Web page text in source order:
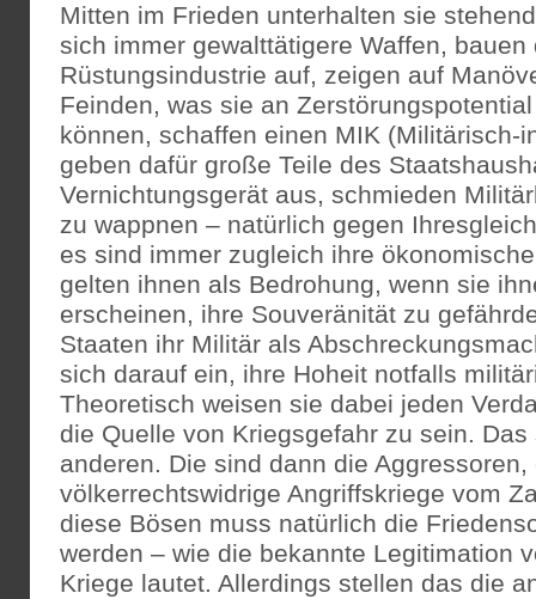
Mitten im Frieden unterhalten sie
sich immer gewalttätigere Waffen, bauen
Rüstungsindustrie auf, zeigen auf
Feinden, was sie an
können, schaffen einen MIK (Militärisch-
geben dafür große Teile des
Vernichtungsgerät aus, schmieden
zu wappnen – natürlich gegen
es sind immer zugleich ihre
gelten ihnen als Bedrohung, wenn sie
erscheinen, ihre Souveränität zu
Staaten ihr Militär als
sich darauf ein, ihre Hoheit notfalls
Theoretisch weisen sie dabei jeden
die Quelle von Kriegsgefahr zu sein.
anderen. Die sind dann die Aggressoren,
völkerrechtswidrige Angriffskriege vom
diese Bösen muss natürlich die
werden – wie die bekannte Legitimation
Kriege lautet. Allerdings stellen das die